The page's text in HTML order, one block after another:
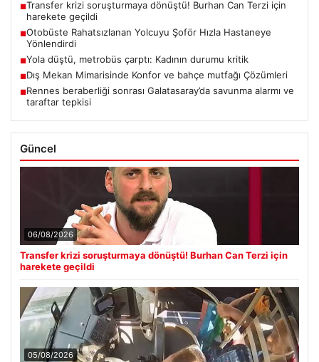
■Transfer krizi soruşturmaya dönüştü! Burhan Can Terzi için
harekete geçildi
■Otobüste Rahatsızlanan Yolcuyu Şoför Hızla Hastaneye
Yönlendirdi
■Yola düştü, metrobüs çarptı: Kadının durumu kritik
■Dış Mekan Mimarisinde Konfor ve bahçe mutfağı Çözümleri
■Rennes beraberliği sonrası Galatasaray’da savunma alarmı ve
taraftar tepkisi
Güncel
06/08/2026
Transfer krizi soruşturmaya dönüştü! Burhan Can Terzi için
harekete geçildi
05/08/2026